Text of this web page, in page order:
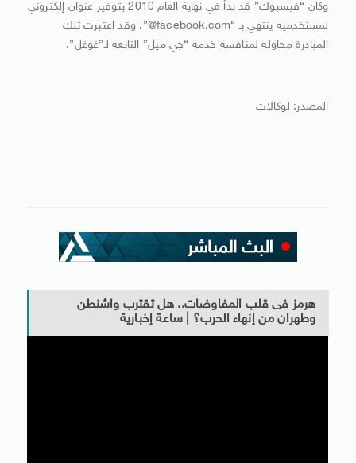
وكان “فيسبوك” قد بدأ في نهاية العام 2010 بتوفير عنوان إلكتروني
لمستخدميه ينتهي بـ “facebook.com@”. وقد اعتبرت تلك
المبادرة محاولة لمنافسة خدمة “جي ميل” التابعة لـ”غوغل”.
المصدر: لوكالات
هرمز فى قلب المفاوضات.. هل تقترب واشنطن
وطهران من إنهاء الحرب؟ | ساعة إخبارية